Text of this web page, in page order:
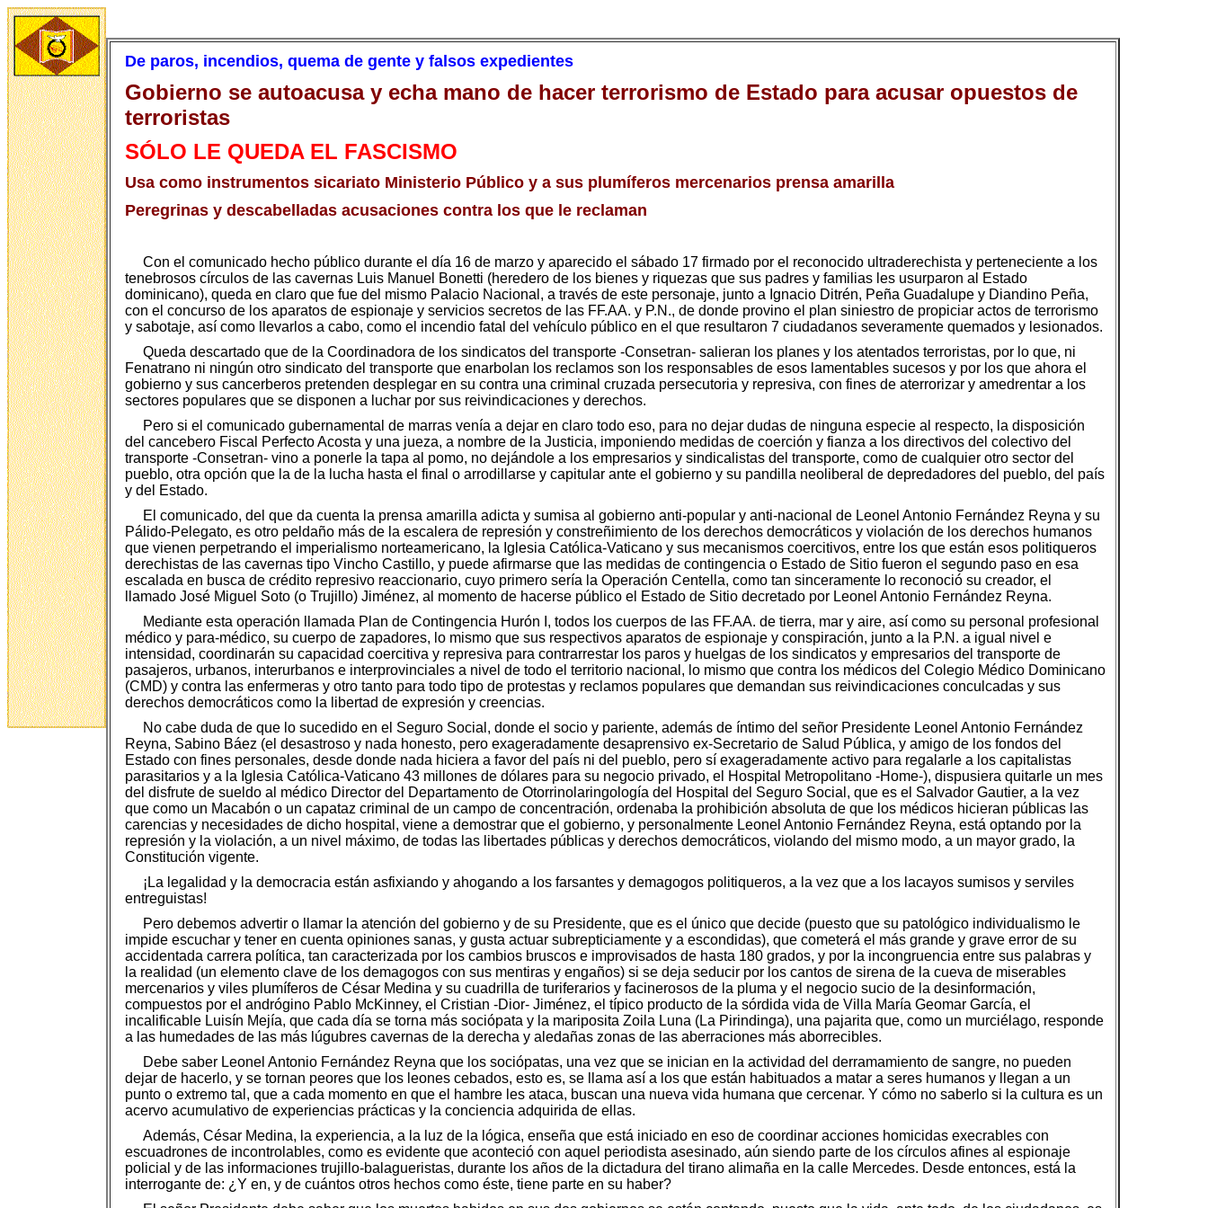
De paros, incendios, quema de gente y falsos expedientes
Gobierno se autoacusa y echa mano de hacer terrorismo de Estado para acusar opuestos de
terroristas
SÓLO LE QUEDA EL FASCISMO
Usa como instrumentos sicariato Ministerio Público y a sus plumíferos mercenarios prensa amarilla
Peregrinas y descabelladas acusaciones contra los que le reclaman
Con el comunicado hecho público durante el día 16 de marzo y aparecido el sábado 17 firmado por el reconocido ultraderechista y perteneciente a los
tenebrosos círculos de las cavernas Luis Manuel Bonetti (heredero de los bienes y riquezas que sus padres y familias les usurparon al Estado
dominicano), queda en claro que fue del mismo Palacio Nacional, a través de este personaje, junto a Ignacio Ditrén, Peña Guadalupe y Diandino Peña,
con el concurso de los aparatos de espionaje y servicios secretos de las FF.AA. y P.N., de donde provino el plan siniestro de propiciar actos de terrorismo
y sabotaje, así como llevarlos a cabo, como el incendio fatal del vehículo público en el que resultaron 7 ciudadanos severamente quemados y lesionados.
Queda descartado que de la Coordinadora de los sindicatos del transporte -Consetran- salieran los planes y los atentados terroristas, por lo que, ni
Fenatrano ni ningún otro sindicato del transporte que enarbolan los reclamos son los responsables de esos lamentables sucesos y por los que ahora el
gobierno y sus cancerberos pretenden desplegar en su contra una criminal cruzada persecutoria y represiva, con fines de aterrorizar y amedrentar a los
sectores populares que se disponen a luchar por sus reivindicaciones y derechos.
Pero si el comunicado gubernamental de marras venía a dejar en claro todo eso, para no dejar dudas de ninguna especie al respecto, la disposición
del cancebero Fiscal Perfecto Acosta y una jueza, a nombre de la Justicia, imponiendo medidas de coerción y fianza a los directivos del colectivo del
transporte -Consetran- vino a ponerle la tapa al pomo, no dejándole a los empresarios y sindicalistas del transporte, como de cualquier otro sector del
pueblo, otra opción que la de la lucha hasta el final o arrodillarse y capitular ante el gobierno y su pandilla neoliberal de depredadores del pueblo, del país
y del Estado.
El comunicado, del que da cuenta la prensa amarilla adicta y sumisa al gobierno anti-popular y anti-nacional de Leonel Antonio Fernández Reyna y su
Pálido-Pelegato, es otro peldaño más de la escalera de represión y constreñimiento de los derechos democráticos y violación de los derechos humanos
que vienen perpetrando el imperialismo norteamericano, la Iglesia Católica-Vaticano y sus mecanismos coercitivos, entre los que están esos politiqueros
derechistas de las cavernas tipo Vincho Castillo, y puede afirmarse que las medidas de contingencia o Estado de Sitio fueron el segundo paso en esa
escalada en busca de crédito represivo reaccionario, cuyo primero sería la Operación Centella, como tan sinceramente lo reconoció su creador, el
llamado José Miguel Soto (o Trujillo) Jiménez, al momento de hacerse público el Estado de Sitio decretado por Leonel Antonio Fernández Reyna.
Mediante esta operación llamada Plan de Contingencia Hurón I, todos los cuerpos de las FF.AA. de tierra, mar y aire, así como su personal profesional
médico y para-médico, su cuerpo de zapadores, lo mismo que sus respectivos aparatos de espionaje y conspiración, junto a la P.N. a igual nivel e
intensidad, coordinarán su capacidad coercitiva y represiva para contrarrestar los paros y huelgas de los sindicatos y empresarios del transporte de
pasajeros, urbanos, interurbanos e interprovinciales a nivel de todo el territorio nacional, lo mismo que contra los médicos del Colegio Médico Dominicano
(CMD) y contra las enfermeras y otro tanto para todo tipo de protestas y reclamos populares que demandan sus reivindicaciones conculcadas y sus
derechos democráticos como la libertad de expresión y creencias.
No cabe duda de que lo sucedido en el Seguro Social, donde el socio y pariente, además de íntimo del señor Presidente Leonel Antonio Fernández
Reyna, Sabino Báez (el desastroso y nada honesto, pero exageradamente desaprensivo ex-Secretario de Salud Pública, y amigo de los fondos del
Estado con fines personales, desde donde nada hiciera a favor del país ni del pueblo, pero sí exageradamente activo para regalarle a los capitalistas
parasitarios y a la Iglesia Católica-Vaticano 43 millones de dólares para su negocio privado, el Hospital Metropolitano -Home-), dispusiera quitarle un mes
del disfrute de sueldo al médico Director del Departamento de Otorrinolaringología del Hospital del Seguro Social, que es el Salvador Gautier, a la vez
que como un Macabón o un capataz criminal de un campo de concentración, ordenaba la prohibición absoluta de que los médicos hicieran públicas las
carencias y necesidades de dicho hospital, viene a demostrar que el gobierno, y personalmente Leonel Antonio Fernández Reyna, está optando por la
represión y la violación, a un nivel máximo, de todas las libertades públicas y derechos democráticos, violando del mismo modo, a un mayor grado, la
Constitución vigente.
¡La legalidad y la democracia están asfixiando y ahogando a los farsantes y demagogos politiqueros, a la vez que a los lacayos sumisos y serviles
entreguistas!
Pero debemos advertir o llamar la atención del gobierno y de su Presidente, que es el único que decide (puesto que su patológico individualismo le
impide escuchar y tener en cuenta opiniones sanas, y gusta actuar subrepticiamente y a escondidas), que cometerá el más grande y grave error de su
accidentada carrera política, tan caracterizada por los cambios bruscos e improvisados de hasta 180 grados, y por la incongruencia entre sus palabras y
la realidad (un elemento clave de los demagogos con sus mentiras y engaños) si se deja seducir por los cantos de sirena de la cueva de miserables
mercenarios y viles plumíferos de César Medina y su cuadrilla de turiferarios y facinerosos de la pluma y el negocio sucio de la desinformación,
compuestos por el andrógino Pablo McKinney, el Cristian -Dior- Jiménez, el típico producto de la sórdida vida de Villa María Geomar García, el
incalificable Luisín Mejía, que cada día se torna más sociópata y la mariposita Zoila Luna (La Pirindinga), una pajarita que, como un murciélago, responde
a las humedades de las más lúgubres cavernas de la derecha y aledañas zonas de las aberraciones más aborrecibles.
Debe saber Leonel Antonio Fernández Reyna que los sociópatas, una vez que se inician en la actividad del derramamiento de sangre, no pueden
dejar de hacerlo, y se tornan peores que los leones cebados, esto es, se llama así a los que están habituados a matar a seres humanos y llegan a un
punto o extremo tal, que a cada momento en que el hambre les ataca, buscan una nueva vida humana que cercenar. Y cómo no saberlo si la cultura es un
acervo acumulativo de experiencias prácticas y la conciencia adquirida de ellas.
Además, César Medina, la experiencia, a la luz de la lógica, enseña que está iniciado en eso de coordinar acciones homicidas execrables con
escuadrones de incontrolables, como es evidente que aconteció con aquel periodista asesinado, aún siendo parte de los círculos afines al espionaje
policial y de las informaciones trujillo-balagueristas, durante los años de la dictadura del tirano alimaña en la calle Mercedes. Desde entonces, está la
interrogante de: ¿Y en, y de cuántos otros hechos como éste, tiene parte en su haber?